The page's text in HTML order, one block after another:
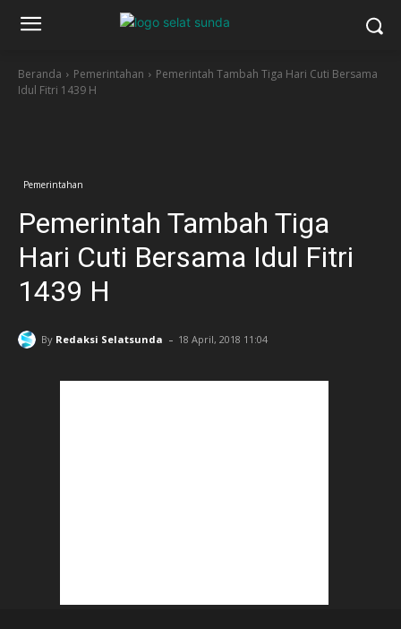
Beranda Pemerintahan
Pemerintah Tambah Tiga Hari Cuti Bersama
Idul Fitri 1439 H
Pemerintahan
Pemerintah Tambah Tiga
Hari Cuti Bersama Idul Fitri
1439 H
By Redaksi Selatsunda - 18 April, 2018 11:04